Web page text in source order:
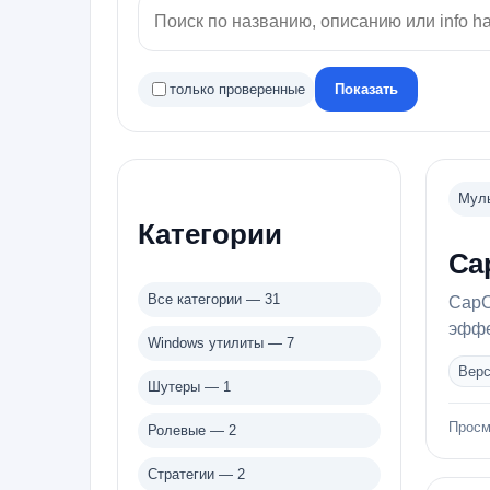
только проверенные Показать
Категории
Все категории — 31
Windows утилиты — 7
Шутеры — 1
Ролевые — 2
Стратегии — 2